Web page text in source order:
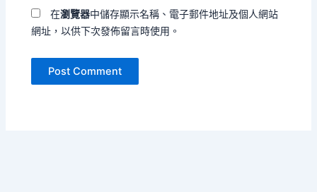
在瀏覽器中儲存顯示名稱、電子郵件地址及個人網站
網址，以供下次發佈留言時使用。